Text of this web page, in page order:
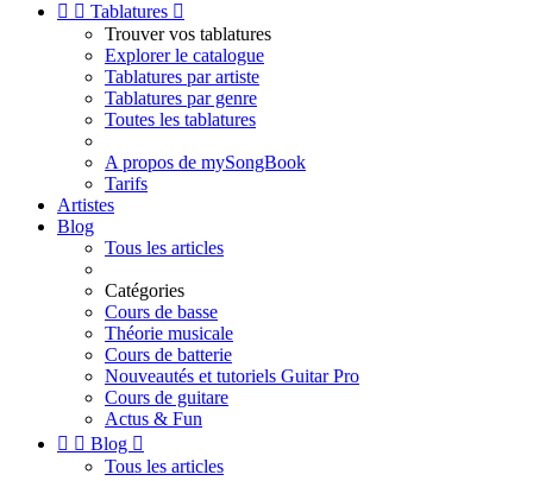
  Tablatures 
Trouver vos tablatures
Explorer le catalogue
Tablatures par artiste
Tablatures par genre
Toutes les tablatures
A propos de mySongBook
Tarifs
Artistes
Blog
Tous les articles
Catégories
Cours de basse
Théorie musicale
Cours de batterie
Nouveautés et tutoriels Guitar Pro
Cours de guitare
Actus & Fun
  Blog 
Tous les articles